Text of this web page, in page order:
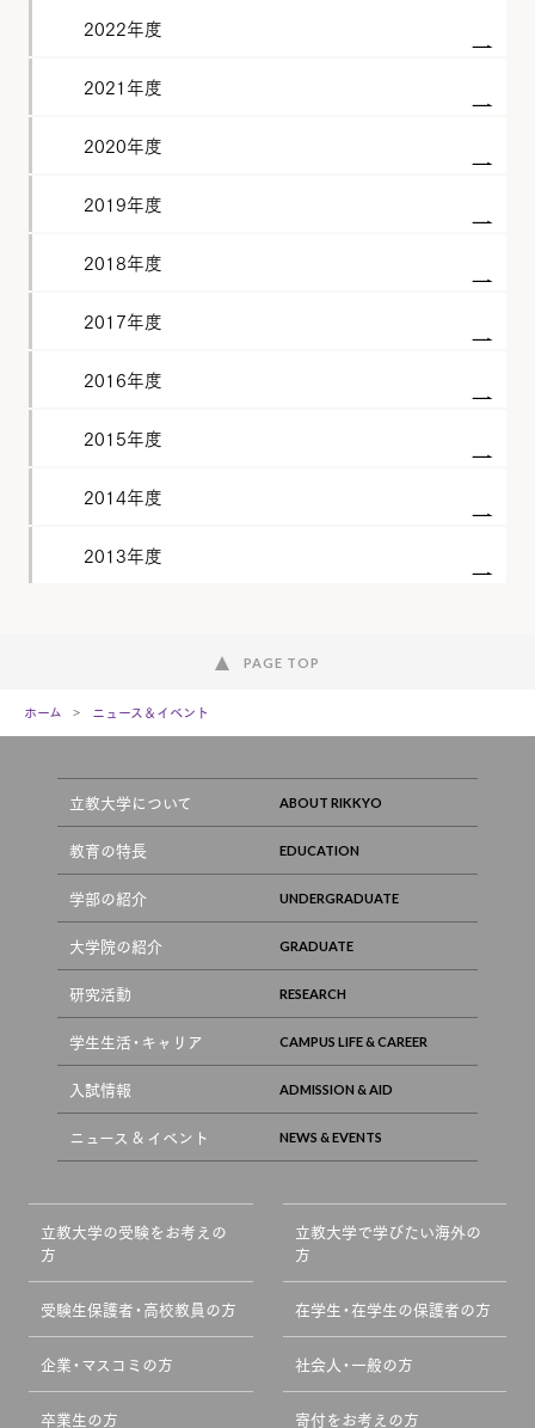
2022年度
2021年度
2020年度
2019年度
2018年度
2017年度
2016年度
2015年度
2014年度
2013年度
PAGE TOP
ホーム ニュース＆イベント
立教大学について
教育の特長
学部の紹介
大学院の紹介
研究活動
学生生活・キャリア
入試情報
ニュース & イベント
立教大学の受験をお考えの
方
立教大学で学びたい海外の
方
受験生保護者・高校教員の方 在学生・在学生の保護者の方
企業・マスコミの方 社会人・一般の方
卒業生の方 寄付をお考えの方